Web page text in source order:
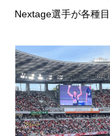
Nextage選手が各種